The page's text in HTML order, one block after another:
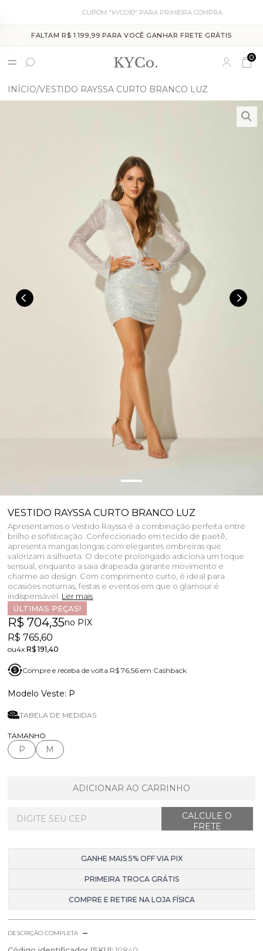
CUPOM "KYCO10" PARA PRIMEIRA COMPRA
FALTAM R$ 1.199,99 PARA VOCÊ GANHAR FRETE GRÁTIS
0
INÍCIO VESTIDO RAYSSA CURTO BRANCO LUZ
VESTIDO RAYSSA CURTO BRANCO LUZ
Apresentamos o Vestido Rayssa é a combinação perfeita entre
brilho e sofisticação. Confeccionado em tecido de paetê,
apresenta mangas longas com elegantes ombreiras que
valorizam a silhueta. O decote prolongado adiciona um toque
sensual, enquanto a saia drapeada garante movimento e
charme ao design. Com comprimento curto, é ideal para
ocasiões noturnas, festas e eventos em que o glamour é
indispensável. Ler mais
ÚLTIMAS PEÇAS!
R$ 704,35no PIX
R$ 765,60
4xR$ 191,40
Compre e receba de volta R$ 76,56 em Cashback
P
TABELA DE MEDIDAS
TAMANHO
P M
ADICIONAR AO CARRINHO
GANHE MAIS 5% OFF VIA PIX
PRIMEIRA TROCA GRÁTIS
COMPRE E RETIRE NA LOJA FÍSICA
DESCRIÇÃO COMPLETA